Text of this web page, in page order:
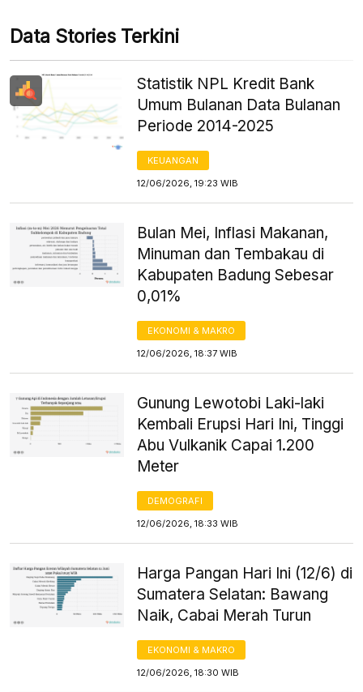
Data Stories Terkini
Statistik NPL Kredit Bank
Umum Bulanan Data Bulanan
Periode 2014-2025
KEUANGAN
12/06/2026, 19:23 WIB
Bulan Mei, Inflasi Makanan,
Minuman dan Tembakau di
Kabupaten Badung Sebesar
0,01%
EKONOMI & MAKRO
12/06/2026, 18:37 WIB
Gunung Lewotobi Laki-laki
Kembali Erupsi Hari Ini, Tinggi
Abu Vulkanik Capai 1.200
Meter
DEMOGRAFI
12/06/2026, 18:33 WIB
Harga Pangan Hari Ini (12/6) di
Sumatera Selatan: Bawang
Naik, Cabai Merah Turun
EKONOMI & MAKRO
12/06/2026, 18:30 WIB